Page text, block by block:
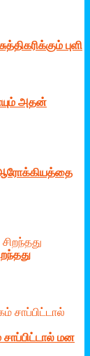
புளி
அதன்
மன